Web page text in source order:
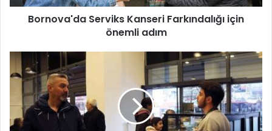
d
r
s
K
Bornova'da Serviks Kanseri Farkındalığı için
önemli adım
B
a
e
n